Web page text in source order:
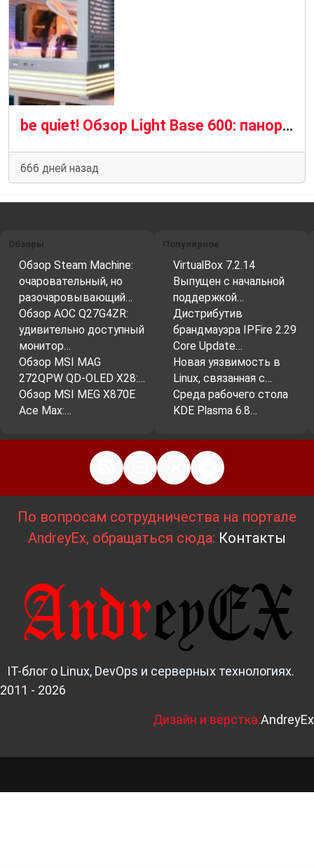
be quiet! Обзор Light Base 600: панорамное совершенство
666 дней назад
Обзоры
Обзор Steam Machine:
очаровательный, но
разочаровывающий…
Обзор AOC Q27G4ZR:
удивительно доступный
монитор…
Обзор MSI MAG
272QPW QD-OLED X28:…
Обзор MSI MEG X870E
Ace Max:…
Популярное
VirtualBox 7.2.14
Выпущен с начальной
поддержкой…
Дистрибутив
брандмауэра IPFire 2.29
Core Update…
Новая уязвимость в
Linux, связанная с…
Среда рабочего стола
KDE Plasma 6.8…
По вопросам сотрудничества на портале
AndreyEx, обращаться сюда: Контакты
IT-блог о Linux, DevOps и серверных технологиях.
2011 - 2026
Дизайн и верстка:AndreyEx